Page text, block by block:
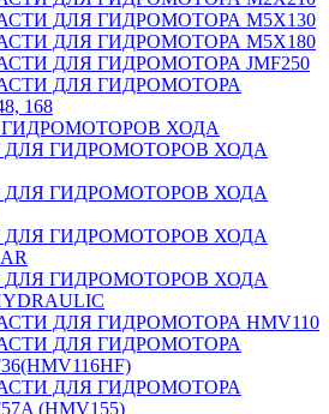
ДЛЯ ГИДРОМОТОРА M5X130
ДЛЯ ГИДРОМОТОРА M5X180
ДЛЯ ГИДРОМОТОРА JMF250
ДЛЯ ГИДРОМОТОРА
168
ХОДА
ДЛЯ ГИДРОМОТОРОВ ХОДА
ДЛЯ ГИДРОМОТОРОВ ХОДА
ДЛЯ ГИДРОМОТОРОВ ХОДА
ДЛЯ ГИДРОМОТОРОВ ХОДА
ДЛЯ ГИДРОМОТОРА HMV110
ДЛЯ ГИДРОМОТОРА
ДЛЯ ГИДРОМОТОРА
(HMV155)